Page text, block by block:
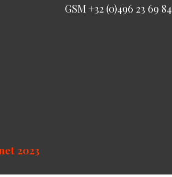
GSM +32 (0)496 23 69 84
2023